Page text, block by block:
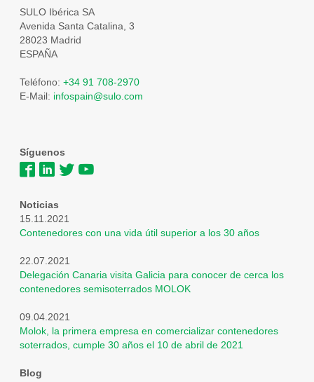
SULO Ibérica SA
Avenida Santa Catalina, 3
28023 Madrid
ESPAÑA
Teléfono: +34 91 708-2970
E-Mail: infospain@sulo.com
Síguenos
Noticias
15.11.2021
Contenedores con una vida útil superior a los 30 años
22.07.2021
Delegación Canaria visita Galicia para conocer de cerca los
contenedores semisoterrados MOLOK
09.04.2021
Molok, la primera empresa en comercializar contenedores
soterrados, cumple 30 años el 10 de abril de 2021
Blog